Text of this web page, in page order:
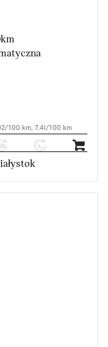
100 km, 7.4l/100 km